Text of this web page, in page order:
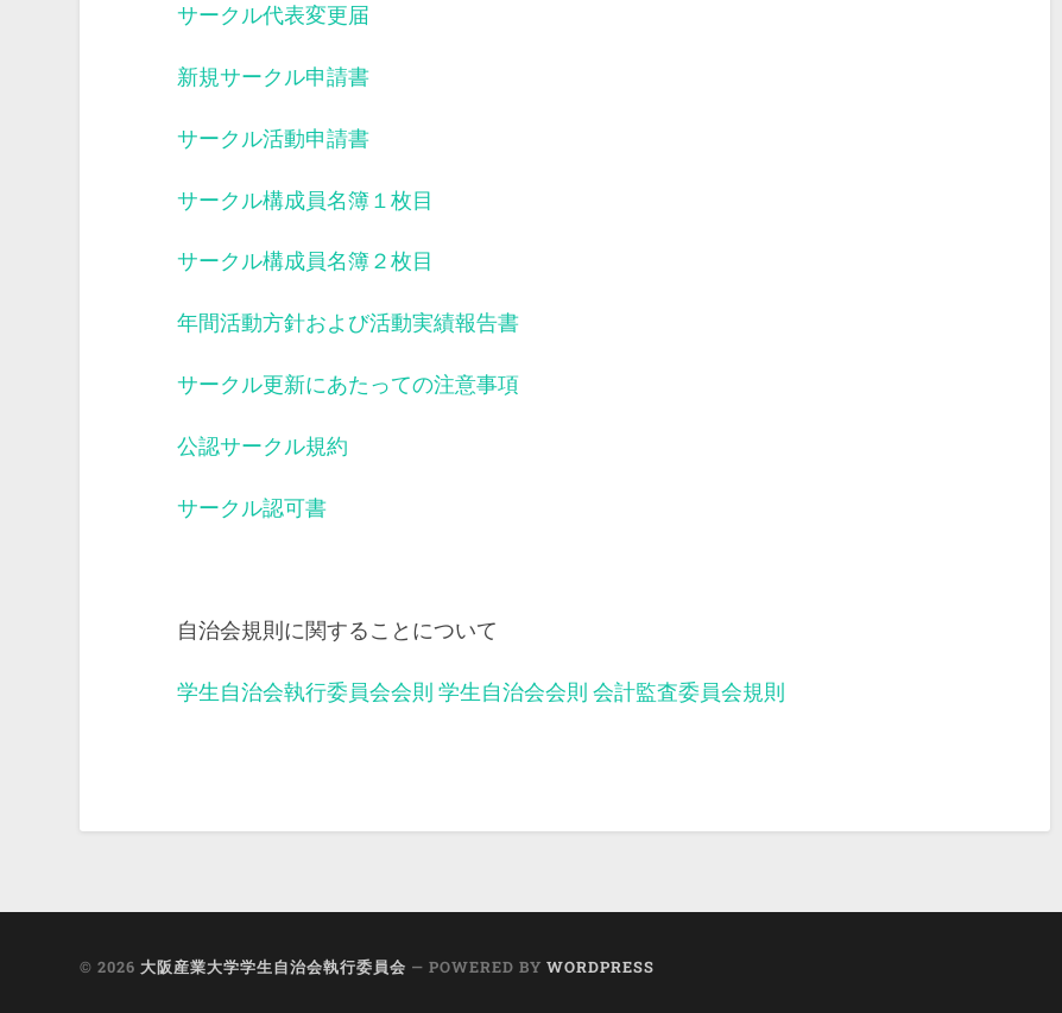
サークル代表変更届
新規サークル申請書
サークル活動申請書
サークル構成員名簿１枚目
サークル構成員名簿２枚目
年間活動方針および活動実績報告書
サークル更新にあたっての注意事項
公認サークル規約
サークル認可書
自治会規則に関することについて
学生自治会執行委員会会則 学生自治会会則 会計監査委員会規則
© 2026 大阪産業大学学生自治会執行委員会 — POWERED BYWORDPRESS